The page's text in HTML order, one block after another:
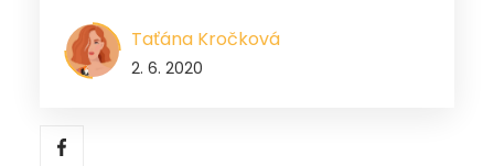
Taťána Kročková
2. 6. 2020